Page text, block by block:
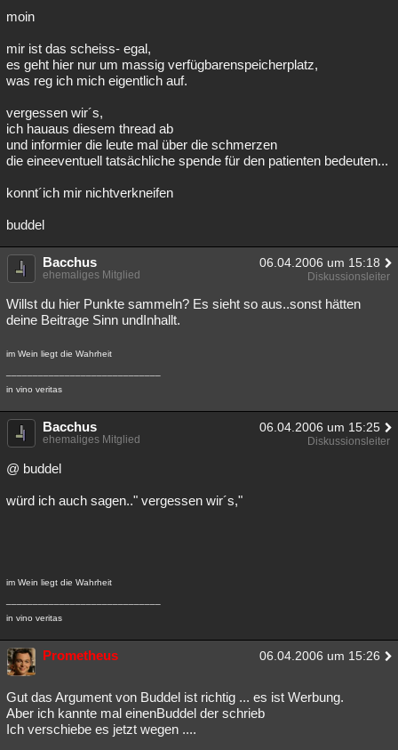
moin
mir ist das scheiss- egal,
es geht hier nur um massig verfügbarenspeicherplatz,
was reg ich mich eigentlich auf.
vergessen wir´s,
ich hauaus diesem thread ab
und informier die leute mal über die schmerzen
die eineeventuell tatsächliche spende für den patienten bedeuten...
konnt´ich mir nichtverkneifen
buddel
Bacchus 06.04.2006 um 15:18
ehemaliges Mitglied Diskussionsleiter
Willst du hier Punkte sammeln? Es sieht so aus..sonst hätten
deine Beitrage Sinn undInhallt.
im Wein liegt die Wahrheit
in vino veritas
Bacchus 06.04.2006 um 15:25
ehemaliges Mitglied Diskussionsleiter
@ buddel
würd ich auch sagen.." vergessen wir´s,"
im Wein liegt die Wahrheit
in vino veritas
Prometheus 06.04.2006 um 15:26
Gut das Argument von Buddel ist richtig ... es ist Werbung.
Aber ich kannte mal einenBuddel der schrieb
Ich verschiebe es jetzt wegen ....